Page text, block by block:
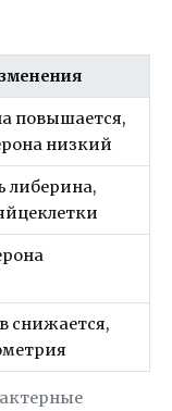
повышается,
низкий
либерина,
снижается,